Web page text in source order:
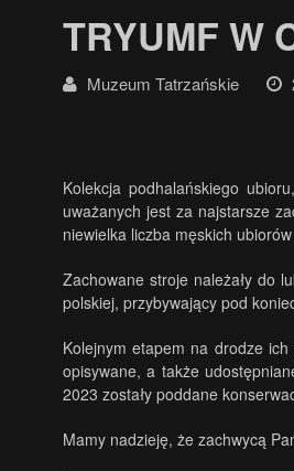
TRYUMF W
Muzeum Tatrzańskie
Kolekcja podhalańskiego
uważanych jest za najstarsze
niewielka liczba męskich
Zachowane stroje należały do
polskiej, przybywający pod
Kolejnym etapem na drodze
opisywane, a także
2023 zostały poddane
Mamy nadzieję, że zachwycą